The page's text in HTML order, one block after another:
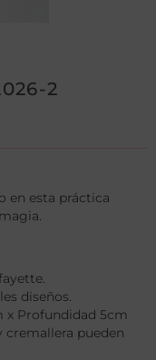
2
en esta práctica
diseños.
x Profundidad 5cm
cremallera pueden